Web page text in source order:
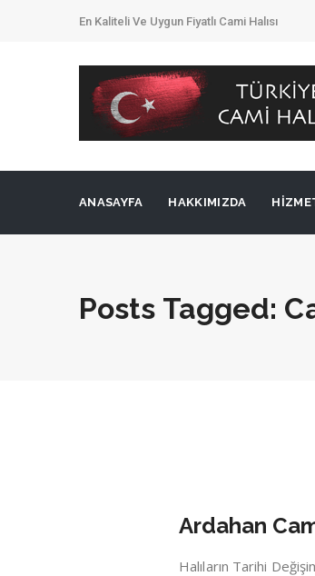
En Kaliteli Ve Uygun Fiyatlı Cami Halısı
ANASAYFA HAKKIMIZDA
Posts Tagged:
Ardahan
Halıların Tarihi